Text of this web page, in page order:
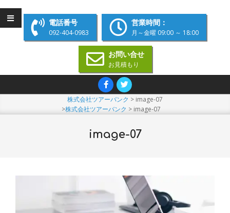
電話番号
092-404-0983
営業時間：
月～金曜 09:00 ～ 18:00
お問い合せ
お見積もり
Navigation
株式会社ツアーバンク > image-07
>株式会社ツアーバンク > image-07
image-07